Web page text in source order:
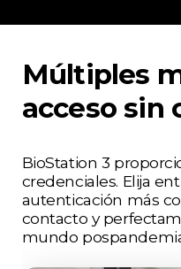
Múltiples
acceso sin
BioStation 3
credenciales. Elija
autenticación más
contacto y
mundo